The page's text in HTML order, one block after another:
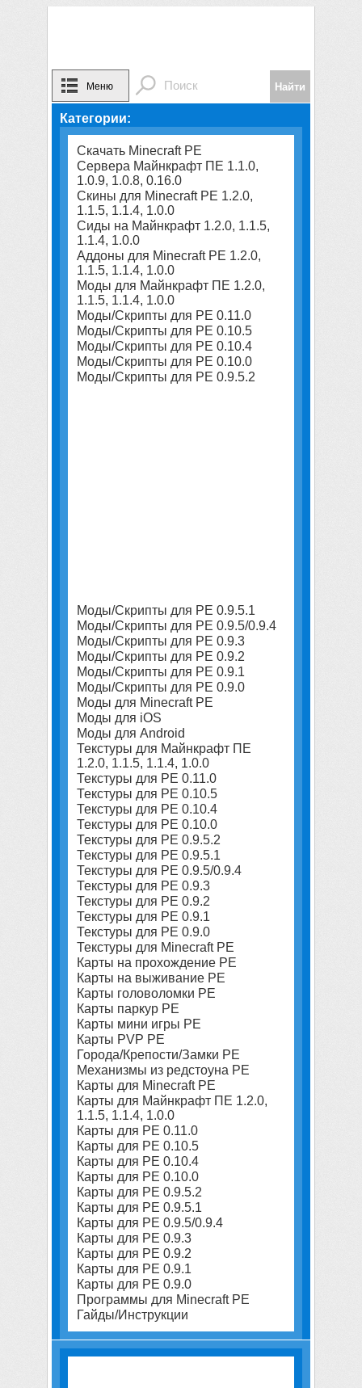
Меню
Категории:
Скачать Minecraft PE
Сервера Майнкрафт ПЕ 1.1.0,
1.0.9, 1.0.8, 0.16.0
Скины для Minecraft PE 1.2.0,
1.1.5, 1.1.4, 1.0.0
Сиды на Майнкрафт 1.2.0, 1.1.5,
1.1.4, 1.0.0
Аддоны для Minecraft PE 1.2.0,
1.1.5, 1.1.4, 1.0.0
Моды для Майнкрафт ПЕ 1.2.0,
1.1.5, 1.1.4, 1.0.0
Моды/Скрипты для PE 0.11.0
Моды/Скрипты для PE 0.10.5
Моды/Скрипты для PE 0.10.4
Моды/Скрипты для PE 0.10.0
Моды/Скрипты для PE 0.9.5.2
Моды/Скрипты для PE 0.9.5.1
Моды/Скрипты для PE 0.9.5/0.9.4
Моды/Скрипты для PE 0.9.3
Моды/Скрипты для PE 0.9.2
Моды/Скрипты для PE 0.9.1
Моды/Скрипты для PE 0.9.0
Моды для Minecraft PE
Моды для iOS
Моды для Android
Текстуры для Майнкрафт ПЕ
1.2.0, 1.1.5, 1.1.4, 1.0.0
Текстуры для PE 0.11.0
Текстуры для PE 0.10.5
Текстуры для PE 0.10.4
Текстуры для PE 0.10.0
Текстуры для PE 0.9.5.2
Текстуры для PE 0.9.5.1
Текстуры для PE 0.9.5/0.9.4
Текстуры для PE 0.9.3
Текстуры для PE 0.9.2
Текстуры для PE 0.9.1
Текстуры для PE 0.9.0
Текстуры для Minecraft PE
Карты на прохождение PE
Карты на выживание PE
Карты головоломки PE
Карты паркур PE
Карты мини игры PE
Карты PVP PE
Города/Крепости/Замки PE
Механизмы из редстоуна PE
Карты для Minecraft PE
Карты для Майнкрафт ПЕ 1.2.0,
1.1.5, 1.1.4, 1.0.0
Карты для PE 0.11.0
Карты для PE 0.10.5
Карты для PE 0.10.4
Карты для PE 0.10.0
Карты для PE 0.9.5.2
Карты для PE 0.9.5.1
Карты для PE 0.9.5/0.9.4
Карты для PE 0.9.3
Карты для PE 0.9.2
Карты для PE 0.9.1
Карты для PE 0.9.0
Программы для Minecraft PE
Гайды/Инструкции